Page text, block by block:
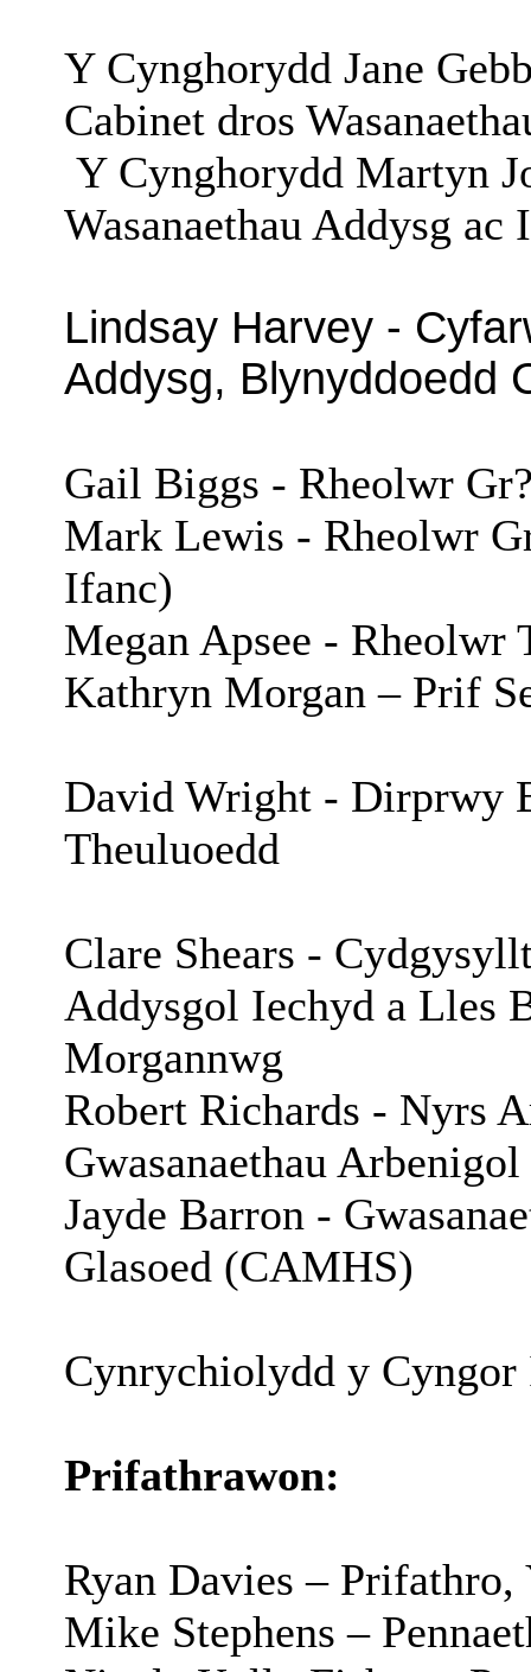
Y Cynghorydd Jane
Cabinet dros
Y Cynghorydd Martyn
Wasanaethau Addysg ac
Lindsay Harvey -
Addysg, Blynyddoedd
Gail Biggs - Rheolwr
Mark Lewis - Rheolwr
Ifanc)
Megan Apsee - Rheolwr
Kathryn Morgan – Prif
David Wright - Dirprwy
Theuluoedd
Clare Shears -
Addysgol Iechyd a Lles
Morgannwg
Robert Richards - Nyrs
Gwasanaethau Arbenigol
Jayde Barron -
Glasoed (CAMHS)
Cynrychiolydd y Cyngor
Prifathrawon:
Ryan Davies – Prifathro,
Mike Stephens –